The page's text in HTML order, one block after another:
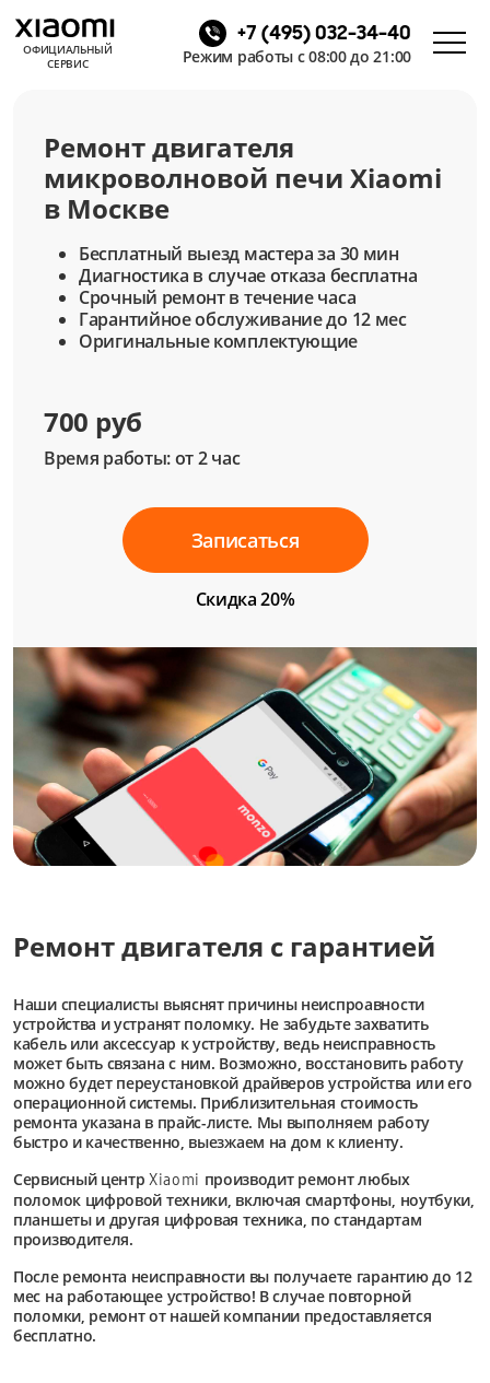
ОФИЦИАЛЬНЫЙ
СЕРВИС
+7 (495) 032-34-40
Режим работы с 08:00 до 21:00
Ремонт двигателя
микроволновой печи Xiaomi
в Москве
Бесплатный выезд мастера за 30 мин
Диагностика в случае отказа бесплатна
Срочный ремонт в течение часа
Гарантийное обслуживание до 12 мес
Оригинальные комплектующие
700 руб
Время работы: от 2 час
Записаться
Скидка 20%
Ремонт двигателя с гарантией
Наши специалисты выяснят причины неиспроавности
устройства и устранят поломку. Не забудьте захватить
кабель или аксессуар к устройству, ведь неисправность
может быть связана с ним. Возможно, восстановить работу
можно будет переустановкой драйверов устройства или его
операционной системы. Приблизительная стоимость
ремонта указана в прайс-листе. Мы выполняем работу
быстро и качественно, выезжаем на дом к клиенту.
Сервисный центрXiaomi производит ремонт любых
поломок цифровой техники, включая смартфоны, ноутбуки,
планшеты и другая цифровая техника, по стандартам
производителя.
После ремонта неисправности вы получаете гарантию до 12
мес на работающее устройство! В случае повторной
поломки, ремонт от нашей компании предоставляется
бесплатно.